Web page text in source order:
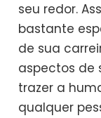
seu redor.
bastante
de sua
aspectos de
trazer a
qualquer